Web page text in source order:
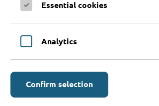
Online-
Essential cookies
Analytics
Confirm selection